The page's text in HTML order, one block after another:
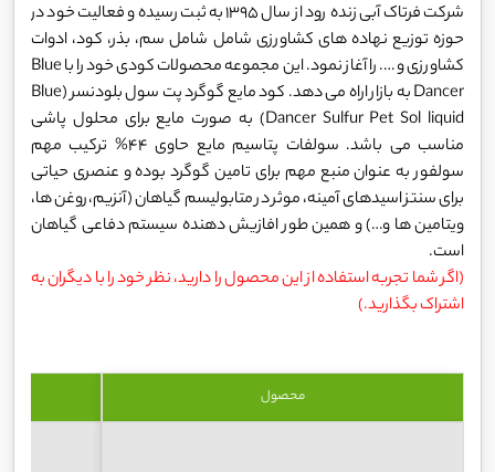
شرکت فرتاک آبی زنده رود از سال 1395 به ثبت رسیده و فعالیت خود در
حوزه توزیع نهاده های کشاورزی شامل شامل سم، بذر، کود، ادوات
کشاورزی و …. را آغاز نمود. این مجموعه محصولات کودی خود را با Blue
Dancer به بازار اراه می دهد. کود مایع گوگرد پت سول بلودنسر (Blue
Dancer Sulfur Pet Sol liquid) به صورت مایع برای محلول پاشی
مناسب می باشد. سولفات پتاسیم مایع حاوی 44% ترکیب مهم
سولفور به عنوان منبع مهم برای تامین گوگرد بوده و عنصری حیاتی
برای سنتز اسیدهای آمینه، موثر در متابولیسم گیاهان (آنزیم،روغن ها،
ویتامین ها و…) و همین طور افازیش دهنده سیستم دفاعی گیاهان
است.
(اگر شما تجربه استفاده از این محصول را دارید، نظر خود را با دیگران به
اشتراک بگذارید.)
محصول